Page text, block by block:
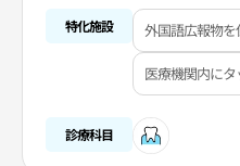
特化施設 外国語広報物を
医療機関内に
診療科目